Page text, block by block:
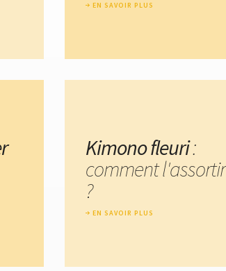
EN SAVOIR PLUS
Kimono fleuri:
comment l'assortir
?
EN SAVOIR PLUS